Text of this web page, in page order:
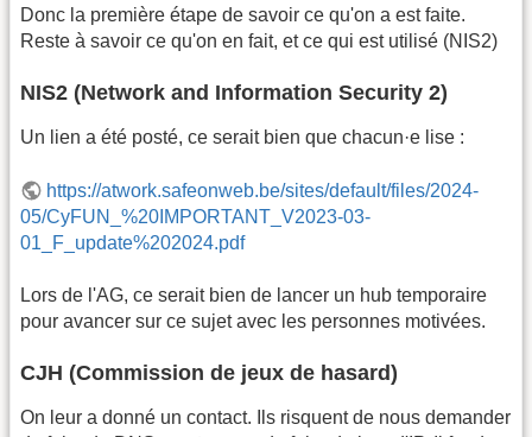
Donc la première étape de savoir ce qu'on a est faite.
Reste à savoir ce qu'on en fait, et ce qui est utilisé (NIS2)
NIS2 (Network and Information Security 2)
Un lien a été posté, ce serait bien que chacun·e lise :
https://atwork.safeonweb.be/sites/default/files/2024-
05/CyFUN_%20IMPORTANT_V2023-03-
01_F_update%202024.pdf
Lors de l'AG, ce serait bien de lancer un hub temporaire
pour avancer sur ce sujet avec les personnes motivées.
CJH (Commission de jeux de hasard)
On leur a donné un contact. Ils risquent de nous demander